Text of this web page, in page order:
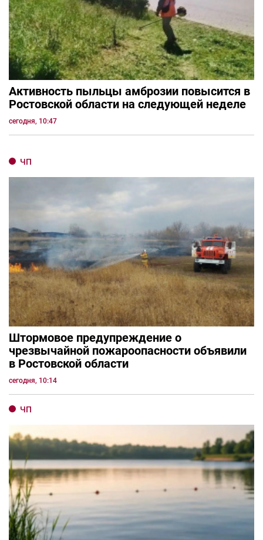
Активность пыльцы амброзии повысится в
Ростовской области на следующей неделе
сегодня, 10:47
ЧП
Штормовое предупреждение о
чрезвычайной пожароопасности объявили
в Ростовской области
сегодня, 10:14
ЧП